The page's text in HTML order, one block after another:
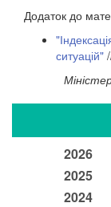
Додаток до
ситуацій"
2026
2025
2024